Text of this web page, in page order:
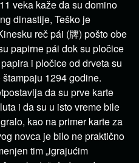
veka kaže da su domino
dinastije, Teško je
reč pái (牌) pošto obe
papirne pái dok su pločice
i pločice od drveta su
1294 godine.
da su prve karte
i da su u isto vreme bile
kao na primer karte za
novca je bilo ne praktično
tim „igrajućim